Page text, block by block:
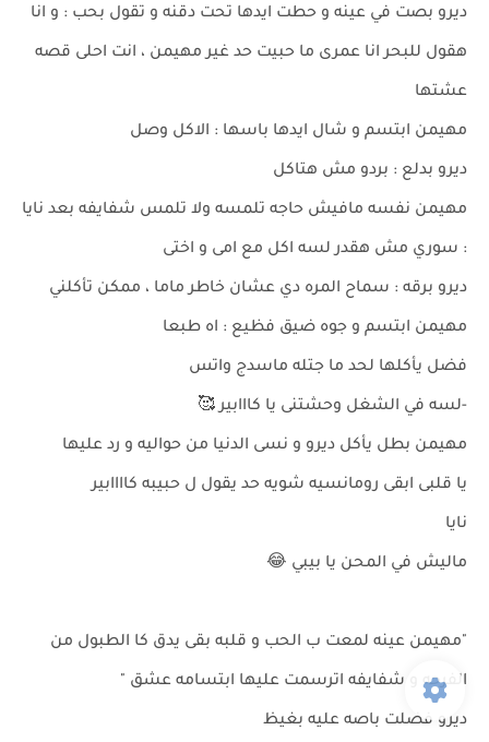
ديرو بصت في عينه و حطت ايدها تحت دقنه و تقول بحب : و انا
هقول للبحر انا عمرى ما حبيت حد غير مهيمن ، انت احلى قصه
عشتها
مهيمن ابتسم و شال ايدها باسها : الاكل وصل
ديرو بدلع : بردو مش هتاكل
مهيمن نفسه مافيش حاجه تلمسه ولا تلمس شفايفه بعد نايا
: سوري مش هقدر لسه اكل مع امى و اختى
ديرو برقه : سماح المره دي عشان خاطر ماما ، ممكن تأكلني
مهيمن ابتسم و جوه ضيق فظيع : اه طبعا
فضل يأكلها لحد ما جتله ماسدج واتس
-لسه في الشغل وحشتنى يا كااابير 🥰
مهيمن بطل يأكل ديرو و نسى الدنيا من حواليه و رد عليها
يا قلبى ابقى رومانسيه شويه حد يقول ل حبيبه كاااابير
نايا
ماليش في المحن يا بيبي 😂
"مهيمن عينه لمعت ب الحب و قلبه بقى يدق كا الطبول من
الفرحه و شفايفه اترسمت عليها ابتسامه عشق "
ديرو فضلت باصه عليه بغيظ